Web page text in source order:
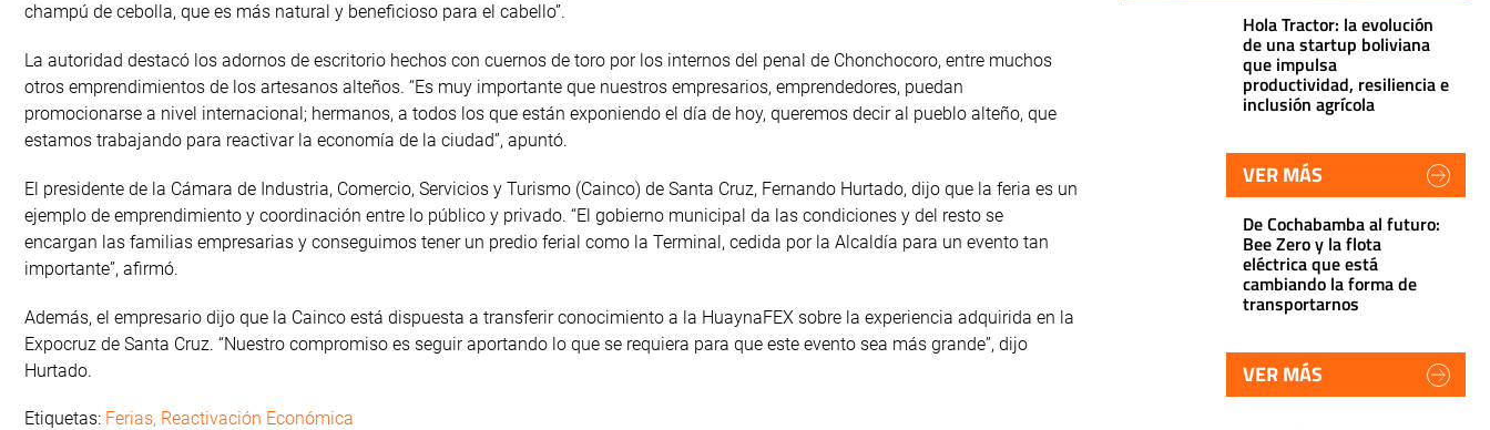
champú de cebolla, que es más natural y beneficioso para el cabello”.
La autoridad destacó los adornos de escritorio hechos con cuernos de toro por los internos del penal de Chonchocoro, entre muchos
otros emprendimientos de los artesanos alteños. “Es muy importante que nuestros empresarios, emprendedores, puedan
promocionarse a nivel internacional; hermanos, a todos los que están exponiendo el día de hoy, queremos decir al pueblo alteño, que
estamos trabajando para reactivar la economía de la ciudad”, apuntó.
El presidente de la Cámara de Industria, Comercio, Servicios y Turismo (Cainco) de Santa Cruz, Fernando Hurtado, dijo que la feria es un
ejemplo de emprendimiento y coordinación entre lo público y privado. “El gobierno municipal da las condiciones y del resto se
encargan las familias empresarias y conseguimos tener un predio ferial como la Terminal, cedida por la Alcaldía para un evento tan
importante”, afirmó.
Además, el empresario dijo que la Cainco está dispuesta a transferir conocimiento a la HuaynaFEX sobre la experiencia adquirida en la
Expocruz de Santa Cruz. “Nuestro compromiso es seguir aportando lo que se requiera para que este evento sea más grande”, dijo
Hurtado.
Etiquetas: Ferias, Reactivación Económica
Hola Tractor: la evolución
de una startup boliviana
que impulsa
productividad, resiliencia e
inclusión agrícola
VER MÁS
De Cochabamba al futuro:
Bee Zero y la flota
eléctrica que está
cambiando la forma de
transportarnos
VER MÁS